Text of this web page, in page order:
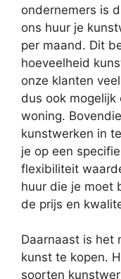
ondernemers is
ons huur je
per maand. Dit
hoeveelheid
onze klanten
dus ook mogelijk
woning.
kunstwerken in
je op een
flexibiliteit
huur die je moet
de prijs en
Daarnaast is het
kunst te kopen.
soorten